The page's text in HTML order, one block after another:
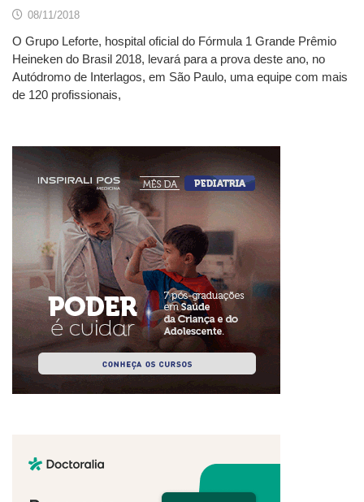
08/11/2018
O Grupo Leforte, hospital oficial do Fórmula 1 Grande Prêmio
Heineken do Brasil 2018, levará para a prova deste ano, no
Autódromo de Interlagos, em São Paulo, uma equipe com mais
de 120 profissionais,